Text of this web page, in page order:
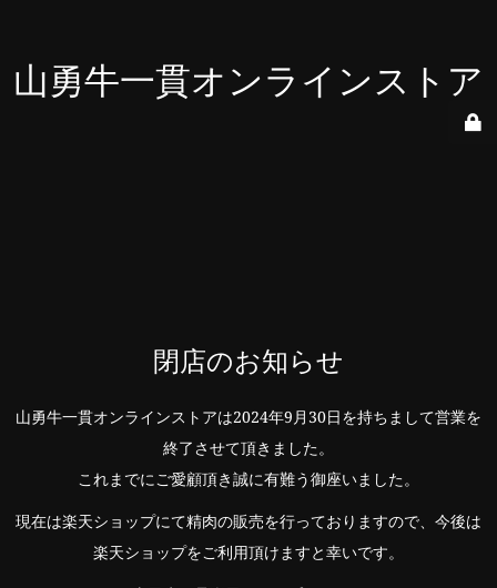
山勇牛一貫オンラインストア
閉店のお知らせ
山勇牛一貫オンラインストアは2024年9月30日を持ちまして営業を
終了させて頂きました。
これまでにご愛顧頂き誠に有難う御座いました。
現在は楽天ショップにて精肉の販売を行っておりますので、今後は
楽天ショップをご利用頂けますと幸いです。